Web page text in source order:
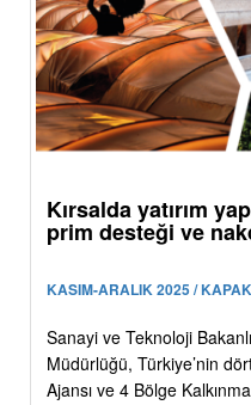
Kırsalda yatırım
prim desteği ve
KASIM-ARALIK 2025 /
Sanayi ve Teknoloji
Müdürlüğü, Türkiye’nin
Ajansı ve 4 Bölge